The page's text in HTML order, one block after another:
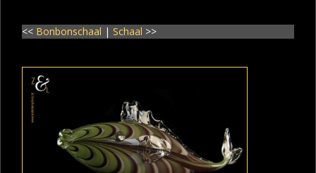
<< Bonbonschaal | Schaal >>